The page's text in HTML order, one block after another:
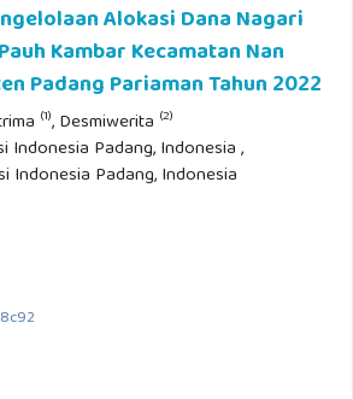
Alokasi Dana Nagari
Kambar Kecamatan Nan
Padang Pariaman Tahun 2022
(1), Desmiwerita (2)
Indonesia Padang, Indonesia ,
Indonesia Padang, Indonesia